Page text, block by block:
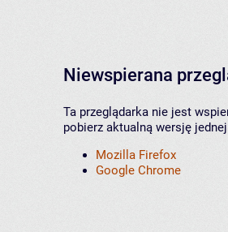
Niewspierana
Ta przeglądarka nie jest
pobierz aktualną wersję
Mozilla Firefox
Google Chrome